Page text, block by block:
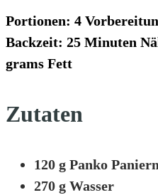
Portionen: 4
Backzeit: 25 Minuten
grams Fett
Zutaten
120 g Panko
270 g Wasser